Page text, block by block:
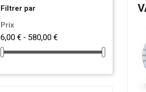
Filtrer par
Prix
6,00 € - 580,00 €